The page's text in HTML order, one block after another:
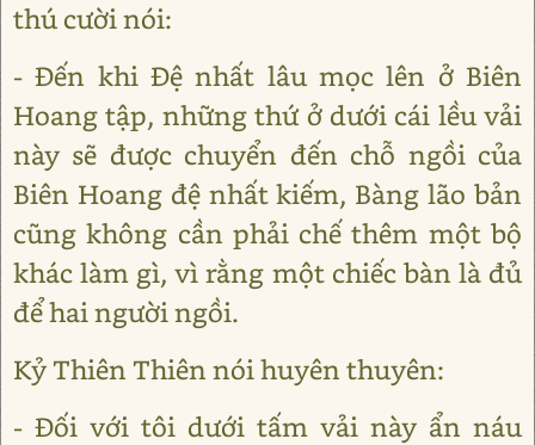
thú cười nói:
- Đến khi Đệ nhất lâu mọc lên ở Biên
Hoang tập, những thứ ở dưới cái lều vải
này sẽ được chuyển đến chỗ ngồi của
Biên Hoang đệ nhất kiếm, Bàng lão bản
cũng không cần phải chế thêm một bộ
khác làm gì, vì rằng một chiếc bàn là đủ
để hai người ngồi.
Kỷ Thiên Thiên nói huyên thuyên:
- Đối với tôi dưới tấm vải này ẩn náu